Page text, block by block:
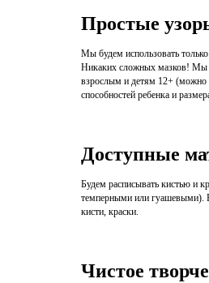
Простые
Мы будем использовать
Никаких сложных мазков! Мы
взрослым и детям 12+ (можно
способностей ребенка и
Доступные
Будем расписывать кистью и
темперными или гуашевыми).
кисти, краски.
Чистое